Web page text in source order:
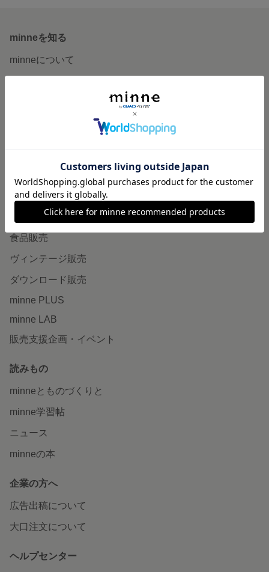
minneを知る
minneについて
作品販売について
minneで売りたい
食品販売
ヴィンテージ販売
ダウンロード販売
minne PLUS
minne LAB
販売支援企画・イベント
読みもの
minneとものづくりと
minne学習帖
ニュース
minneの本
企業の方へ
広告出稿について
大口注文について
ヘルプセンター